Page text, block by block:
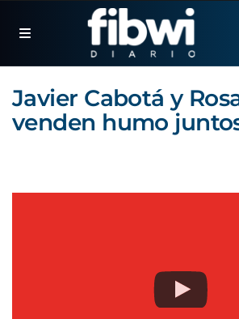
Javier Cabotá y
venden humo